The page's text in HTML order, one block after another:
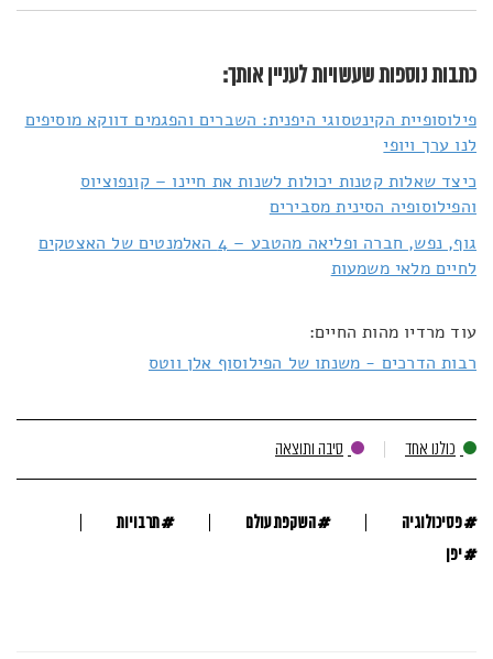
כתבות נוספות שעשויות לעניין אותך:
פילוסופיית הקינטסוגי היפנית: השברים והפגמים דווקא מוסיפים
לנו ערך ויופי
כיצד שאלות קטנות יכולות לשנות את חיינו – קונפוציוס
והפילוסופיה הסינית מסבירים
גוף, נפש, חברה ופליאה מהטבע – 4 האלמנטים של האצטקים
לחיים מלאי משמעות
עוד מרדיו מהות החיים:
רבות הדרכים - משנתו של הפילוסוף אלן ווטס
כולנו אחד סיבה ותוצאה
#פסיכולוגיה #השקפת עולם #תרבויות
#יפן